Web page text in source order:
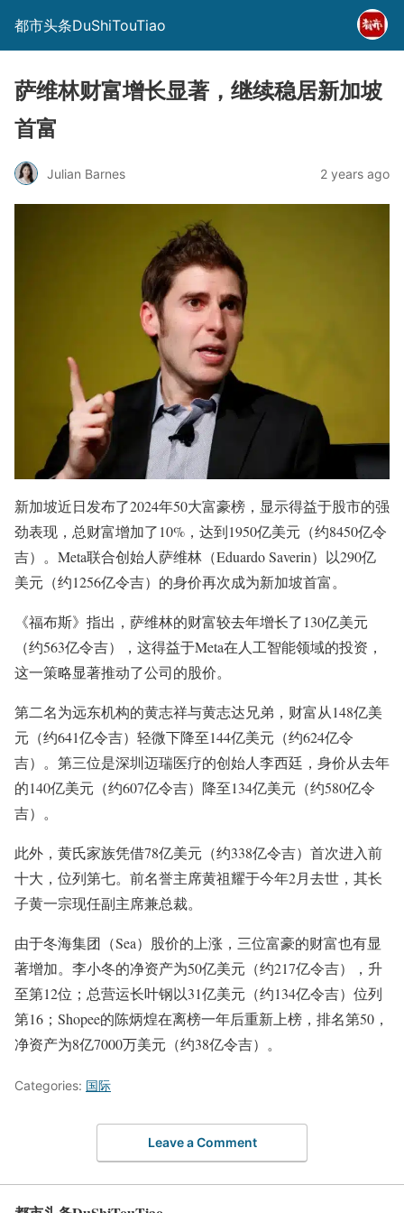
都市头条DuShiTouTiao
萨维林财富增长显著，继续稳居新加坡
首富
Julian Barnes 2 years ago
新加坡近日发布了2024年50大富豪榜，显示得益于股市的强
劲表现，总财富增加了10%，达到1950亿美元（约8450亿令
吉）。Meta联合创始人萨维林（Eduardo Saverin）以290亿
美元（约1256亿令吉）的身价再次成为新加坡首富。
《福布斯》指出，萨维林的财富较去年增长了130亿美元
（约563亿令吉），这得益于Meta在人工智能领域的投资，
这一策略显著推动了公司的股价。
第二名为远东机构的黄志祥与黄志达兄弟，财富从148亿美
元（约641亿令吉）轻微下降至144亿美元（约624亿令
吉）。第三位是深圳迈瑞医疗的创始人李西廷，身价从去年
的140亿美元（约607亿令吉）降至134亿美元（约580亿令
吉）。
此外，黄氏家族凭借78亿美元（约338亿令吉）首次进入前
十大，位列第七。前名誉主席黄祖耀于今年2月去世，其长
子黄一宗现任副主席兼总裁。
由于冬海集团（Sea）股价的上涨，三位富豪的财富也有显
著增加。李小冬的净资产为50亿美元（约217亿令吉），升
至第12位；总营运长叶钢以31亿美元（约134亿令吉）位列
第16；Shopee的陈炳煌在离榜一年后重新上榜，排名第50，
净资产为8亿7000万美元（约38亿令吉）。
Categories: 国际
Leave a Comment